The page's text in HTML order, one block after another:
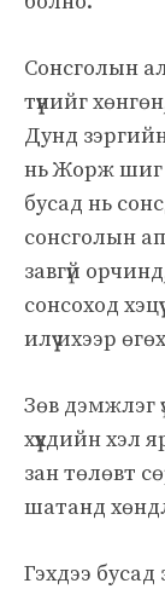
Сонсголын
түүнийг
Дунд
нь Жорж шиг
бусад нь
сонсголын
завгүй
сонсоход
илүү ихээр
Зөв дэмжлэг
хүүхдийн хэл
зан төлөвт
шатанд
Гэхдээ